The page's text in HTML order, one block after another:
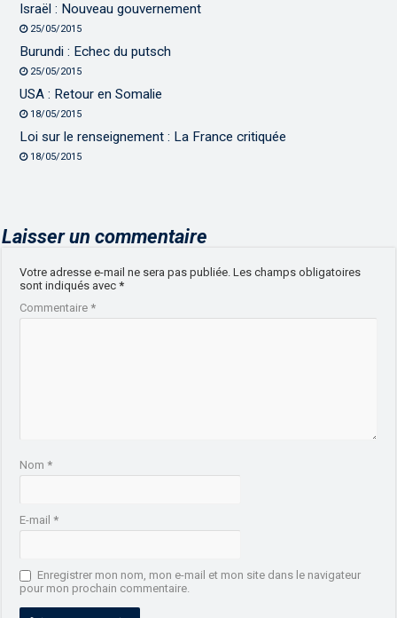
Israël : Nouveau gouvernement
25/05/2015
Burundi : Echec du putsch
25/05/2015
USA : Retour en Somalie
18/05/2015
Loi sur le renseignement : La France critiquée
18/05/2015
Laisser un commentaire
Votre adresse e-mail ne sera pas publiée. Les champs obligatoires
sont indiqués avec*
Commentaire*
Nom*
E-mail*
Enregistrer mon nom, mon e-mail et mon site dans le navigateur
pour mon prochain commentaire.